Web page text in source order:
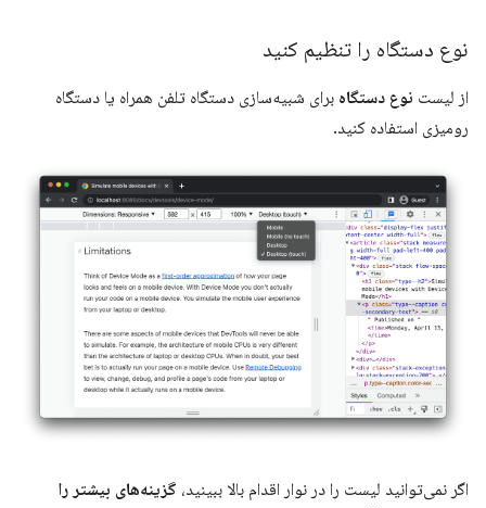
نوع دستگاه را تنظیم کنید
از لیست نوع دستگاه برای شبیه‌سازی دستگاه تلفن همراه یا دستگاه
رومیزی استفاده کنید.
اگر نمی‌توانید لیست را در نوار اقدام بالا ببینید، گزینه‌های بیشتر را